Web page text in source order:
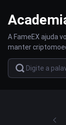
A FameEX ajuda
manter